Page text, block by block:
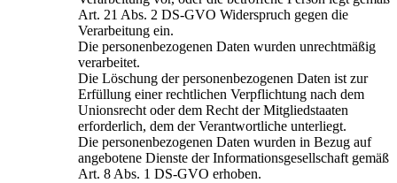
Art. 21 Abs. 2 DS-GVO Widerspruch gegen die
Verarbeitung ein.
Die personenbezogenen Daten wurden unrechtmäßig
verarbeitet.
Die Löschung der personenbezogenen Daten ist zur
Erfüllung einer rechtlichen Verpflichtung nach dem
Unionsrecht oder dem Recht der Mitgliedstaaten
erforderlich, dem der Verantwortliche unterliegt.
Die personenbezogenen Daten wurden in Bezug auf
angebotene Dienste der Informationsgesellschaft gemäß
Art. 8 Abs. 1 DS-GVO erhoben.